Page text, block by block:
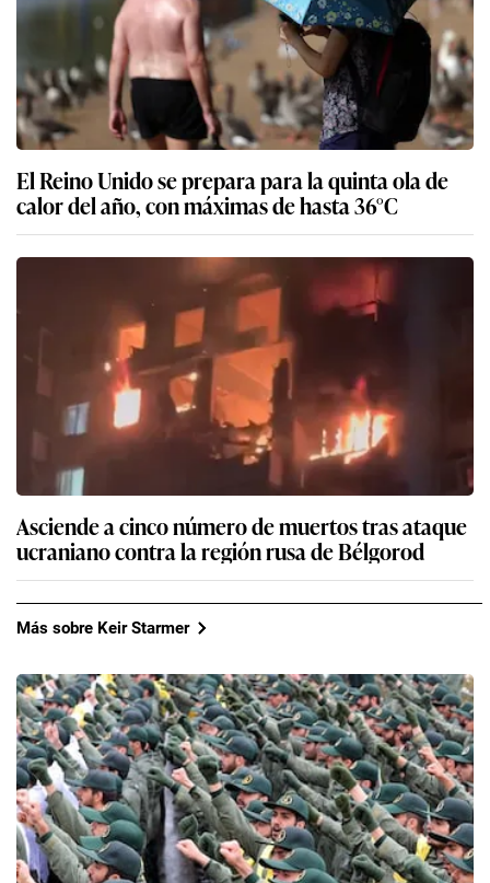
El Reino Unido se prepara para la quinta ola de
calor del año, con máximas de hasta 36°C
Asciende a cinco número de muertos tras ataque
ucraniano contra la región rusa de Bélgorod
Más sobre Keir Starmer